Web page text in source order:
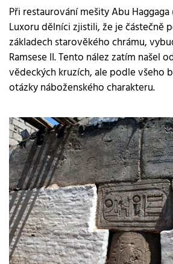
objevy
vynálezy
planeta
přiroda
pokrok
zdraví
medicína
Při restaurování mešity Abu Haggaga
Luxoru dělníci zjistili, že je částečně
základech starověkého chrámu,
Ramsese II. Tento nález zatím našel
vědeckých kruzích, ale podle všeho
otázky náboženského charakteru.